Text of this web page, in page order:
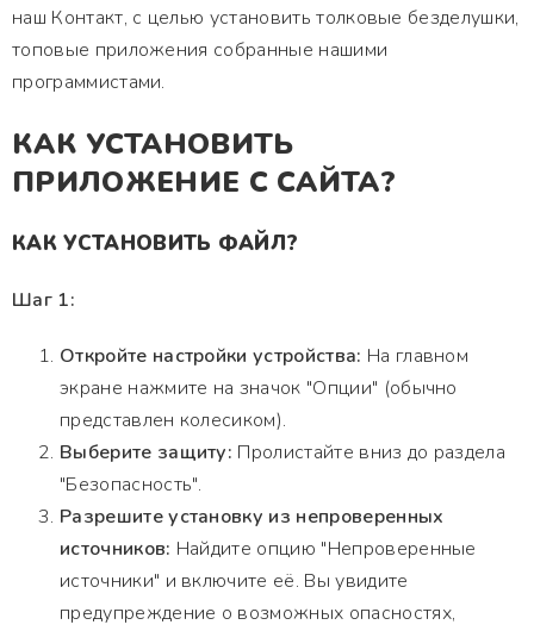
наш Контакт, с целью установить толковые безделушки,
топовые приложения собранные нашими
программистами.
КАК УСТАНОВИТЬ
ПРИЛОЖЕНИЕ С САЙТА?
КАК УСТАНОВИТЬ ФАЙЛ?
Шаг 1:
Откройте настройки устройства: На главном
экране нажмите на значок "Опции" (обычно
представлен колесиком).
Выберите защиту: Пролистайте вниз до раздела
"Безопасность".
Разрешите установку из непроверенных
источников: Найдите опцию "Непроверенные
источники" и включите её. Вы увидите
предупреждение о возможных опасностях,